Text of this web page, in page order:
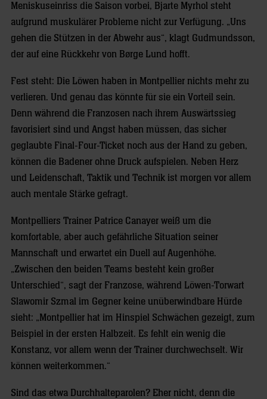
Meniskuseinriss die Saison vorbei, Bjarte Myrhol steht
aufgrund muskulärer Probleme nicht zur Verfügung. „Uns
gehen die Stützen in der Abwehr aus“, klagt Gudmundsson,
der auf eine Rückkehr von Børge Lund hofft.
Fest steht: Die Löwen haben in Montpellier nichts mehr zu
verlieren. Und genau das könnte für sie ein Vorteil sein.
Denn während die Franzosen nach ihrem Auswärtssieg
favorisiert sind und Angst haben müssen, das sicher
geglaubte Final-Four-Ticket noch aus der Hand zu geben,
können die Badener ohne Druck aufspielen. Neben Herz
und Leidenschaft, Taktik und Technik ist morgen vor allem
auch mentale Stärke gefragt.
Montpelliers Trainer Patrice Canayer weiß um die
komfortable, aber auch gefährliche Situation seiner
Mannschaft und erwartet ein Duell auf Augenhöhe.
„Zwischen den beiden Teams besteht kein großer
Unterschied“, sagt der Franzose, während Löwen-Torwart
Slawomir Szmal im Gegner keine unüberwindbare Hürde
sieht: „Montpellier hat im Hinspiel Schwächen gezeigt, zum
Beispiel in der ersten Halbzeit. Es fehlt ein wenig die
Konstanz, vor allem wenn der Trainer durchwechselt. Wir
können weiterkommen.“
Sind das etwa Durchhalteparolen? Eher nicht, denn die